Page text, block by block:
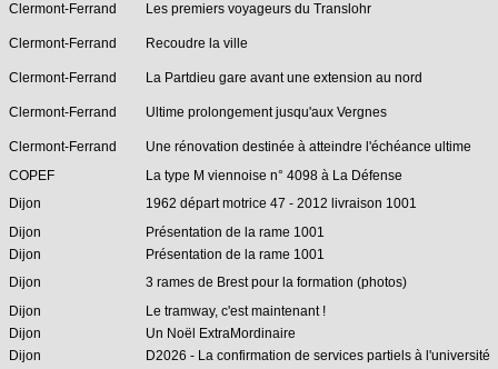
Clermont-Ferrand
Les premiers voyageurs du Translohr
Clermont-Ferrand Recoudre la ville
Clermont-Ferrand La Partdieu gare avant une extension au nord
Clermont-Ferrand Ultime prolongement jusqu'aux Vergnes
Clermont-Ferrand
Une rénovation destinée à atteindre l'échéance ultime
COPEF
La type M viennoise n° 4098 à La Défense
Dijon
1962 départ motrice 47 - 2012 livraison 1001
Dijon
Présentation de la rame 1001
Dijon
Présentation de la rame 1001
Dijon
3 rames de Brest pour la formation (photos)
Dijon
Le tramway, c'est maintenant !
Dijon
Un Noël ExtraMordinaire
Dijon
D2026 - La confirmation de services partiels à l'université